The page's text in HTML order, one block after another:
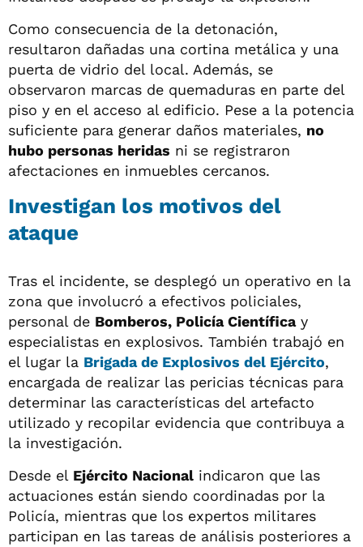
Como consecuencia de la detonación,
resultaron dañadas una cortina metálica y una
puerta de vidrio del local. Además, se
observaron marcas de quemaduras en parte del
piso y en el acceso al edificio. Pese a la potencia
suficiente para generar daños materiales, no
hubo personas heridas ni se registraron
afectaciones en inmuebles cercanos.
Investigan los motivos del
ataque
Tras el incidente, se desplegó un operativo en la
zona que involucró a efectivos policiales,
personal de Bomberos, Policía Científicay
especialistas en explosivos. También trabajó en
el lugar la Brigada de Explosivos del Ejército,
encargada de realizar las pericias técnicas para
determinar las características del artefacto
utilizado y recopilar evidencia que contribuya a
la investigación.
Desde el Ejército Nacional indicaron que las
actuaciones están siendo coordinadas por la
Policía, mientras que los expertos militares
participan en las tareas de análisis posteriores a